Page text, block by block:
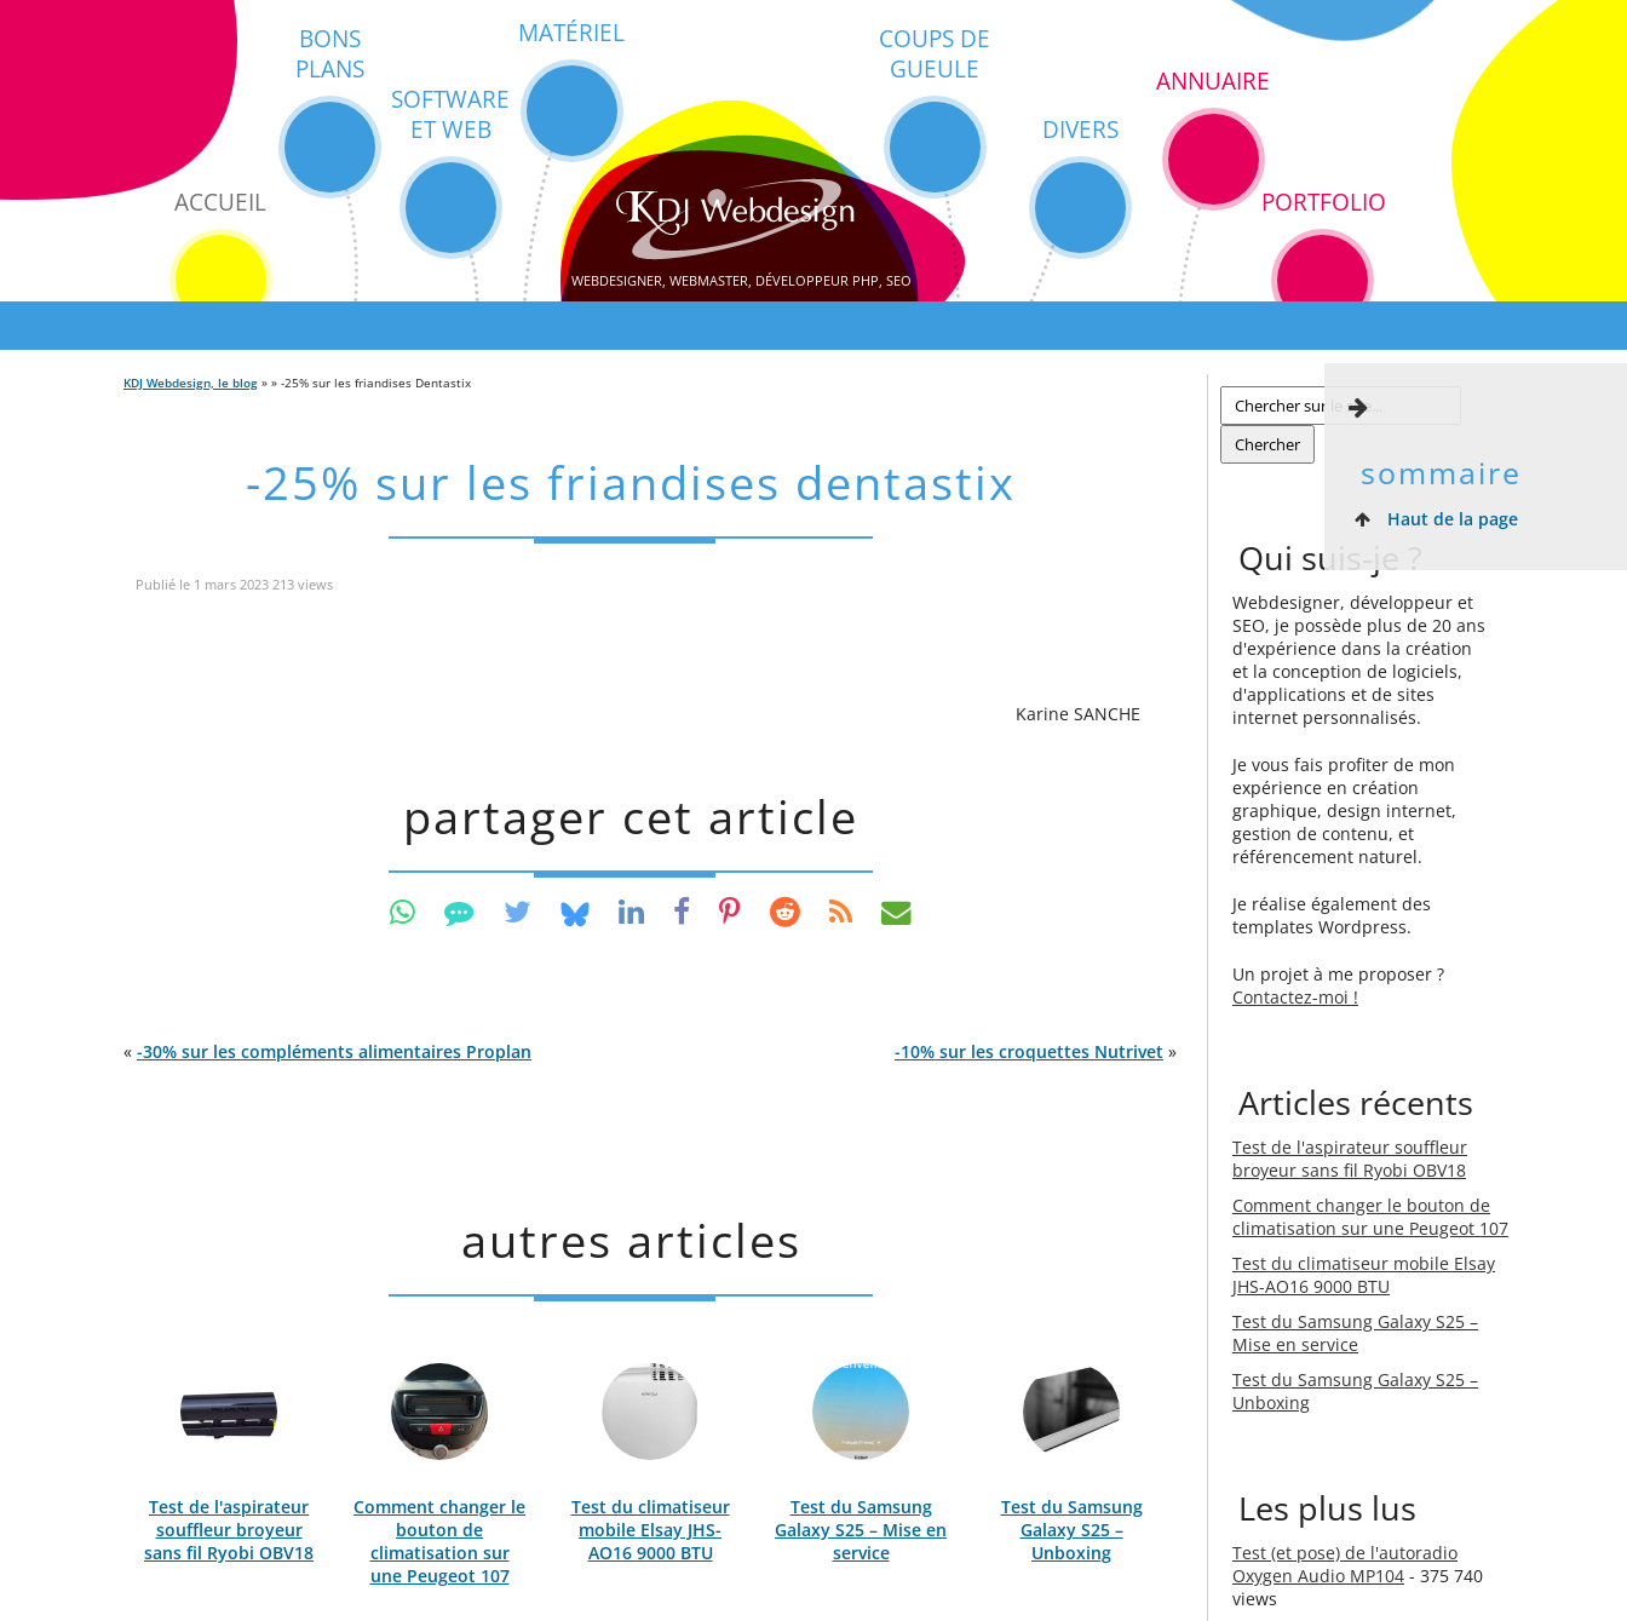
ACCUEIL
BONS
PLANS
SOFTWARE
ET WEB
MATÉRIEL
COUPS DE
GUEULE
DIVERS
ANNUAIRE
PORTFOLIO
WEBDESIGNER, WEBMASTER, DÉVELOPPEUR PHP, SEO
KDJ Webdesign, le blog » » -25% sur les friandises Dentastix
-25% sur les friandises dentastix sommaire
Haut de la page
Publié le 1 mars 2023 213 views
Karine SANCHE
partager cet article
« -30% sur les compléments alimentaires Proplan -10% sur les croquettes Nutrivet »
autres articles
Test de l'aspirateur
souffleur broyeur
sans fil Ryobi OBV18
Comment changer le
bouton de
climatisation sur
une Peugeot 107
Test du climatiseur
mobile Elsay JHS-
AO16 9000 BTU
Test du Samsung
Galaxy S25 – Mise en
service
Test du Samsung
Galaxy S25 –
Unboxing
Qui suis-je ?
Webdesigner, développeur et
SEO, je possède plus de 20 ans
d'expérience dans la création
et la conception de logiciels,
d'applications et de sites
internet personnalisés.
Je vous fais profiter de mon
expérience en création
graphique, design internet,
gestion de contenu, et
référencement naturel.
Je réalise également des
templates Wordpress.
Un projet à me proposer ?
Contactez-moi !
Articles récents
Test de l'aspirateur souffleur
broyeur sans fil Ryobi OBV18
Comment changer le bouton de
climatisation sur une Peugeot 107
Test du climatiseur mobile Elsay
JHS-AO16 9000 BTU
Test du Samsung Galaxy S25 –
Mise en service
Test du Samsung Galaxy S25 –
Unboxing
Les plus lus
Test (et pose) de l'autoradio
Oxygen Audio MP104 - 375 740
views